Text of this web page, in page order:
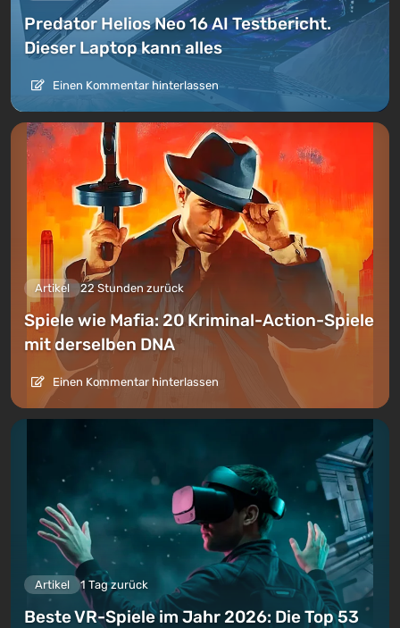
Predator Helios Neo 16 AI Testbericht.
Dieser Laptop kann alles
Einen Kommentar hinterlassen
Artikel 22 Stunden zurück
Spiele wie Mafia: 20 Kriminal-Action-Spiele
mit derselben DNA
Einen Kommentar hinterlassen
Artikel 1 Tag zurück
Beste VR-Spiele im Jahr 2026: Die Top 53